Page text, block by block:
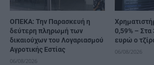
ΟΠΕΚΑ: Την Παρασκευή η
δεύτερη πληρωμή των
δικαιούχων του Λογαριασμού
Αγροτικής Εστίας
06/08/2026
0,59% –
ευρώ ο
06/08/2026